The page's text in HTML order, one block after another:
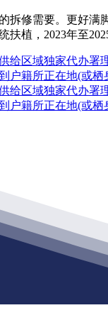
修需要。更好满脚
扶植，2023年至
给区域独家代办署
户籍所正在地(或栖
给区域独家代办署
户籍所正在地(或栖